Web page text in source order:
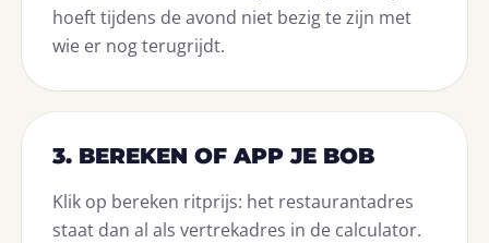
hoeft tijdens de avond niet bezig te zijn met
wie er nog terugrijdt.
3. BEREKEN OF APP JE BOB
Klik op bereken ritprijs: het restaurantadres
staat dan al als vertrekadres in de calculator.